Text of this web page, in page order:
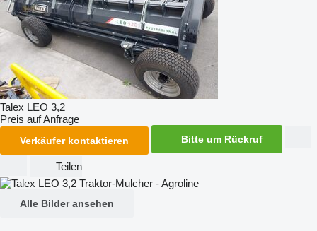
Talex LEO 3,2
Preis auf Anfrage
Verkäufer kontaktieren Bitte um Rückruf
Teilen
Alle Bilder ansehen